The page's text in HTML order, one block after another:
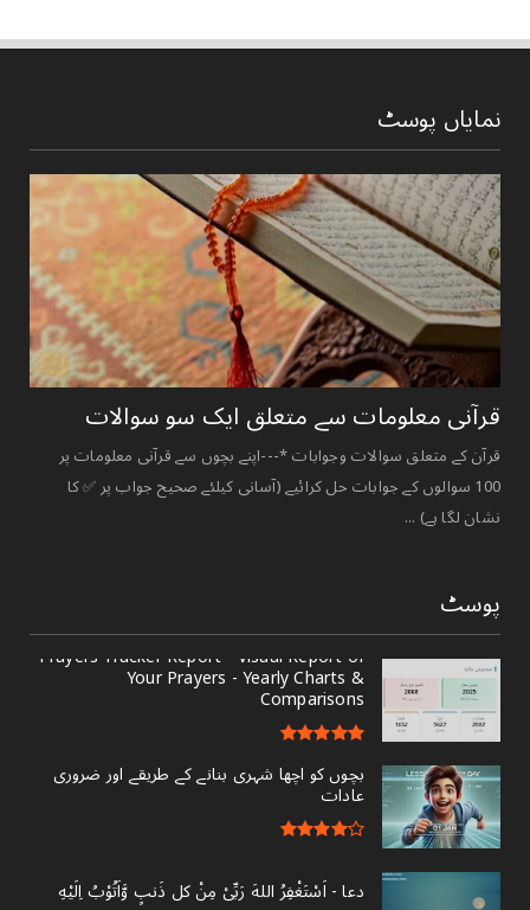
نمایاں پوسٹ
قرآنی ‏معلومات ‏سے ‏متعلق ‏ایک ‏سو ‏سوالات ‏
قرآن کے متعلق سوالات وجوابات *---اپنے بچوں سے قرآنی معلومات پر
100 سوالوں کے جوابات حل کرائیے (آسانی کیلئے صحیح جواب پر ✅ کا
نشان لگا ہے) ...
پوسٹ
Prayers Tracker Report - Visual Report of
Your Prayers - Yearly Charts &
Comparisons
بچوں کو اچھا شہری بنانے کے طریقے اور ضروری
عادات
دعا - ‎اَسْتَغْفِرُ اللهَ رَبِّىْ مِنْ کل ذَنبٍ وَّاَتُوْبُ اِلَيْهِ